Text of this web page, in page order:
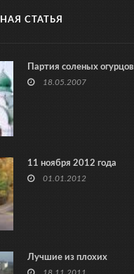
СТАТЬЯ
Партия соленых огурцов
18.05.2007
11 ноября 2012 года
01.01.2012
Лучшие из плохих